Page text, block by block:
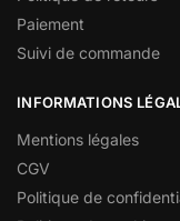
Paiement
Suivi de commande
INFORMATIONS
Mentions légales
CGV
Politique de